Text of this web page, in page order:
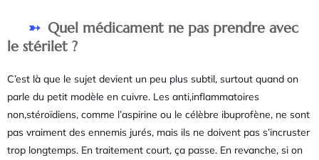
Quel médicament ne pas prendre avec
le stérilet ?
C’est là que le sujet devient un peu plus subtil, surtout quand on
parle du petit modèle en cuivre. Les anti,inflammatoires
non,stéroïdiens, comme l’aspirine ou le célèbre ibuprofène, ne sont
pas vraiment des ennemis jurés, mais ils ne doivent pas s’incruster
trop longtemps. En traitement court, ça passe. En revanche, si on